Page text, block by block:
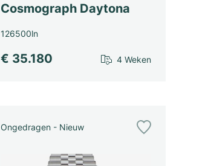
Cosmograph Daytona
126500ln
€ 35.180 4 Weken
Ongedragen - Nieuw